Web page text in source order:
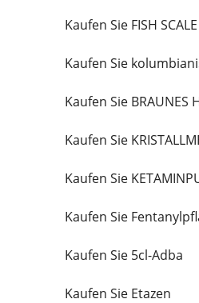
Kaufen Sie FISH
Kaufen Sie
Kaufen Sie BRAUNES
Kaufen Sie
Kaufen Sie
Kaufen Sie
Kaufen Sie 5cl-Adba
Kaufen Sie Etazen